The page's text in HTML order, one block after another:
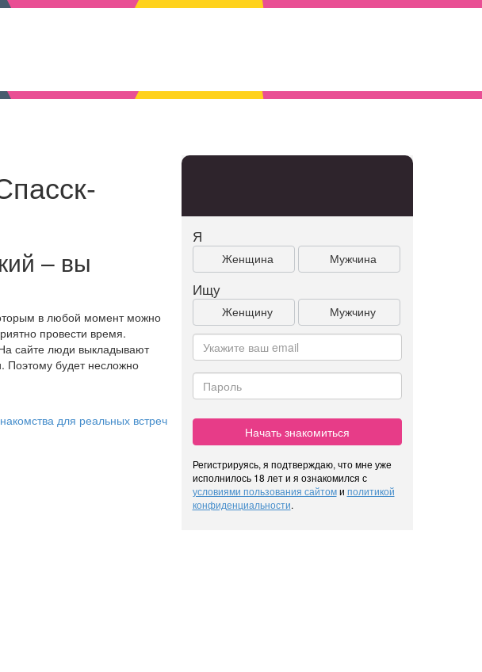
– вы
в любой момент можно
провести время.
сайте люди выкладывают
будет несложно
для реальных встреч
Я
Женщина Мужчина
Ищу
Женщину Мужчину
Начать знакомиться
Регистрируясь, я подтверждаю, что мне уже
исполнилось 18 лет и я ознакомился с
условиями пользования сайтоми политикой
конфиденциальности.